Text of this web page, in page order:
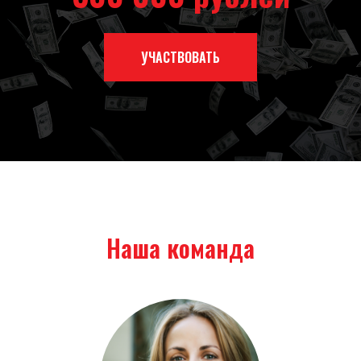
УЧАСТВОВАТЬ
Наша команда